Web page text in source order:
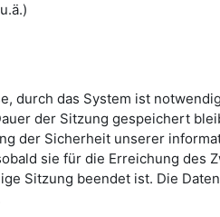
durch das System ist
der Sitzung gespeichert
der Sicherheit unserer
sie für die Erreichung
Sitzung beendet ist. Die